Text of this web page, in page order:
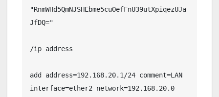
"RnmWHd5QmNJSHEbme5cuOefFnU39utXpiqezUJa
JfDQ="
/ip address
add address=192.168.20.1/24 comment=LAN
interface=ether2 network=192.168.20.0